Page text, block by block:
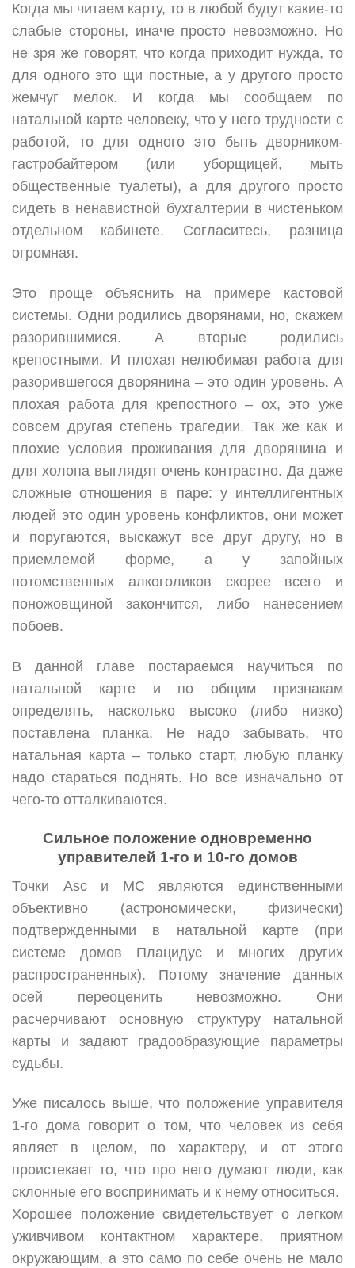
Когда мы читаем карту, то в любой будут какие-то
слабые стороны, иначе просто невозможно. Но
не зря же говорят, что когда приходит нужда, то
для одного это щи постные, а у другого просто
жемчуг мелок. И когда мы сообщаем по
натальной карте человеку, что у него трудности с
работой, то для одного это быть дворником-
гастробайтером (или уборщицей, мыть
общественные туалеты), а для другого просто
сидеть в ненавистной бухгалтерии в чистеньком
отдельном кабинете. Согласитесь, разница
огромная.
Это проще объяснить на примере кастовой
системы. Одни родились дворянами, но, скажем
разорившимися. А вторые родились
крепостными. И плохая нелюбимая работа для
разорившегося дворянина – это один уровень. А
плохая работа для крепостного – ох, это уже
совсем другая степень трагедии. Так же как и
плохие условия проживания для дворянина и
для холопа выглядят очень контрастно. Да даже
сложные отношения в паре: у интеллигентных
людей это один уровень конфликтов, они может
и поругаются, выскажут все друг другу, но в
приемлемой форме, а у запойных
потомственных алкоголиков скорее всего и
поножовщиной закончится, либо нанесением
побоев.
В данной главе постараемся научиться по
натальной карте и по общим признакам
определять, насколько высоко (либо низко)
поставлена планка. Не надо забывать, что
натальная карта – только старт, любую планку
надо стараться поднять. Но все изначально от
чего-то отталкиваются.
Сильное положение одновременно
управителей 1-го и 10-го домов
Точки Asc и МС являются единственными
объективно (астрономически, физически)
подтвержденными в натальной карте (при
системе домов Плацидус и многих других
распространенных). Потому значение данных
осей переоценить невозможно. Они
расчерчивают основную структуру натальной
карты и задают градообразующие параметры
судьбы.
Уже писалось выше, что положение управителя
1-го дома говорит о том, что человек из себя
являет в целом, по характеру, и от этого
проистекает то, что про него думают люди, как
склонные его воспринимать и к нему относиться.
Хорошее положение свидетельствует о легком
уживчивом контактном характере, приятном
окружающим, а это само по себе очень не мало